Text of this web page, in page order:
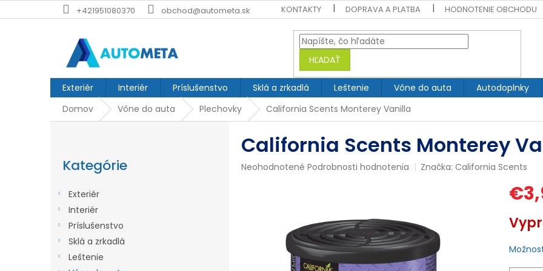
na
+421951080370 obchod@autometa.sk KONTAKTY DOPRAVA A PLATBA HODNOTENIE OBCHODU
HĽADAŤ
Exteriér Interiér Príslušenstvo Sklá a zrkadlá Leštenie Vône do auta Autodoplnky
Domov
Vône do auta Plechovky California Scents Monterey Vanilla
ý
p
a
n
e
kategórie
Kategórie
Exteriér
Interiér
Príslušenstvo
Sklá a zrkadlá
Leštenie
California Scents Monterey
Priemerné
hviezdičiek.
Neohodnotené Podrobnosti hodnotenia Značka:California Scents
cena: